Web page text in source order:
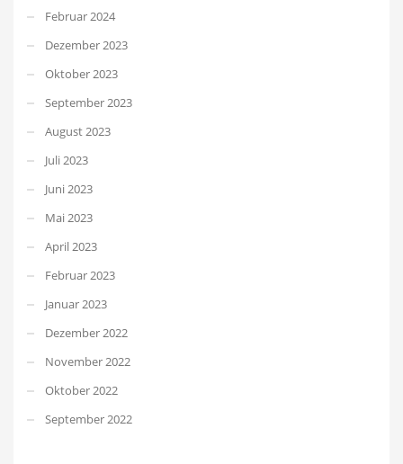
Februar 2024
Dezember 2023
Oktober 2023
September 2023
August 2023
Juli 2023
Juni 2023
Mai 2023
April 2023
Februar 2023
Januar 2023
Dezember 2022
November 2022
Oktober 2022
September 2022